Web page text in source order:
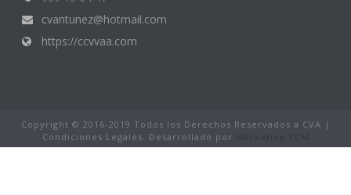
cvantunez@hotmail.com
https://ccvvaa.com
Copyright © 2016-2019 Todos los Derechos Reservados a CVA |
Condiciones Legales. Desarrollado por Marketing TCM